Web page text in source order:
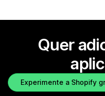
Quer
Experimente a Shopify